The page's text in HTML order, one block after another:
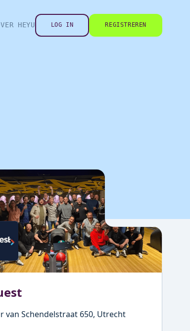
HEYU LOG IN REGISTREREN
van Schendelstraat 650, Utrecht